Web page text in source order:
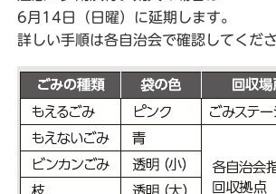
6月14日（日曜）に延期します。
詳しい手順は各自治会で確認してくださ